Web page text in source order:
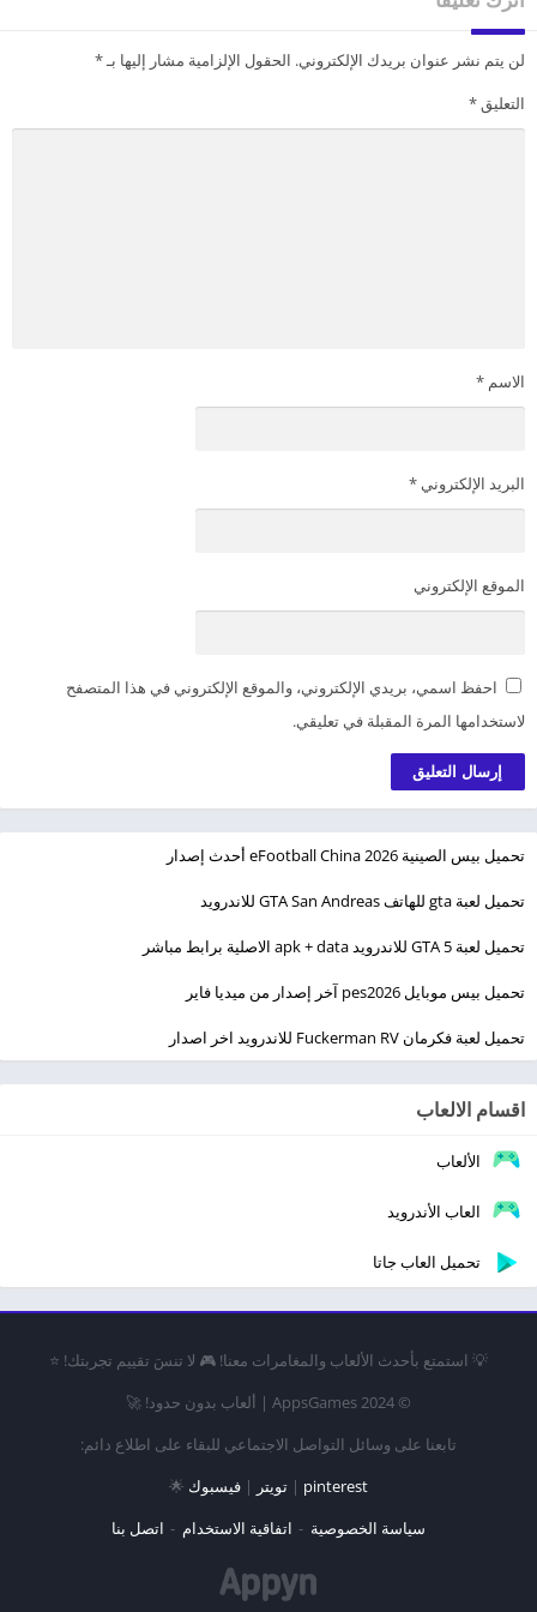
لن يتم نشر عنوان بريدك الإلكتروني. الحقول الإلزامية مشار إليها بـ*
التعليق *
الاسم *
البريد الإلكتروني *
الموقع الإلكتروني
احفظ اسمي، بريدي الإلكتروني، والموقع الإلكتروني في هذا المتصفح
لاستخدامها المرة المقبلة في تعليقي.
تحميل بيس الصينية eFootball China 2026 أحدث إصدار
تحميل لعبة gta للهاتف GTA San Andreas للاندرويد
تحميل لعبة GTA 5 للاندرويد apk + data الاصلية برابط مباشر
تحميل بيس موبايل pes2026 آخر إصدار من ميديا فاير
تحميل لعبة فكرمان Fuckerman RV للاندرويد اخر اصدار
اقسام الالعاب
الألعاب
العاب الأندرويد
تحميل العاب جاتا
💡 استمتع بأحدث الألعاب والمغامرات معنا! 🎮 لا تنسَ تقييم تجربتك! ⭐
© 2024 AppsGames | ألعاب بدون حدود! 🚀
تابعنا على وسائل التواصل الاجتماعي للبقاء على اطلاع دائم:
pinterest
| تويتر | فيسبوك 🌟
سياسة الخصوصية
اتفاقية الاستخدام اتصل بنا